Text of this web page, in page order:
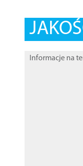
Informacje na